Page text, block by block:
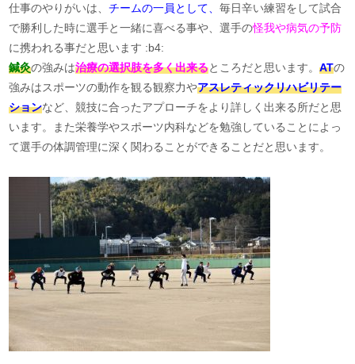
仕事のやりがいは、チームの一員として、毎日辛い練習をして試合
で勝利した時に選手と一緒に喜べる事や、選手の怪我や病気の予防
に携われる事だと思います :b4:
鍼灸の強みは治療の選択肢を多く出来るところだと思います。ATの
強みはスポーツの動作を観る観察力やアスレティックリハビリテー
ションなど、競技に合ったアプローチをより詳しく出来る所だと思
います。また栄養学やスポーツ内科などを勉強していることによっ
て選手の体調管理に深く関わることができることだと思います。